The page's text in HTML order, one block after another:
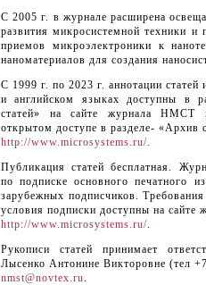
С 2005 г. в журнале расширена
развития микросистемной техники и
приемов микроэлектроники к
наноматериалов для создания
С 1999 г. по 2023 г. аннотации
и английском языках доступны в
статей» на сайте журнала НМСТ
открытом доступе в разделе- «Архив
http://www.microsystems.ru/.
Публикация статей бесплатная.
по подписке основного печатного
зарубежных подписчиков.
условия подписки доступны на сайте
http://www.microsystems.ru/.
Рукописи статей принимает
Лысенко Антонине Викторовне (тел
nmst@novtex.ru.